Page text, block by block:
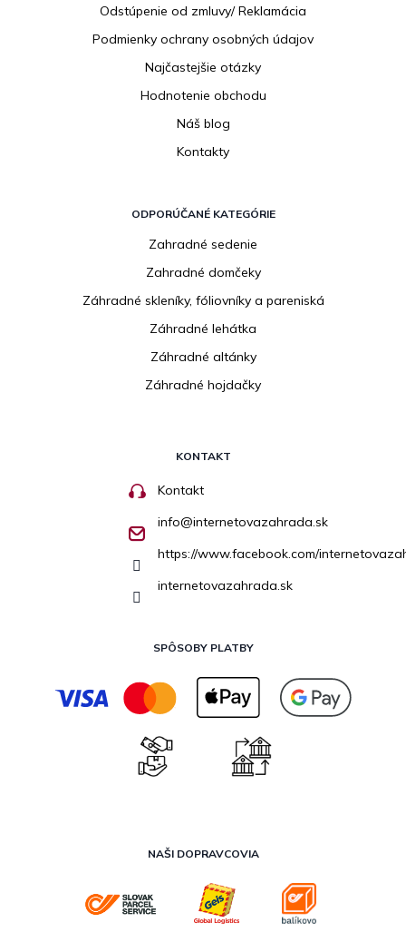
Odstúpenie od zmluvy/ Reklamácia
Podmienky ochrany osobných údajov
Najčastejšie otázky
Hodnotenie obchodu
Náš blog
Kontakty
ODPORÚČANÉ KATEGÓRIE
Zahradné sedenie
Zahradné domčeky
Záhradné skleníky, fóliovníky a pareniská
Záhradné lehátka
Záhradné altánky
Záhradné hojdačky
KONTAKT
Kontakt
info@internetovazahrada.sk
https://www.facebook.com/
internetovazahrada.sk
SPÔSOBY PLATBY
NAŠI DOPRAVCOVIA